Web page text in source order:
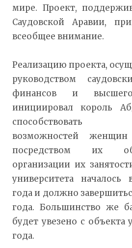
мире. Проект,
Саудовской Аравии,
всеобщее внимание.
Реализацию проекта,
руководством
финансов и высшего
инициировал король
способствовать
возможностей
посредством их
организации их
университета
года и должно
года. Большинство же
будет увезено с объекта
года.